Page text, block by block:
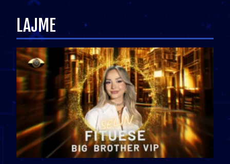
LAJME